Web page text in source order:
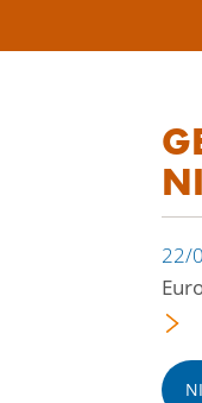
22/